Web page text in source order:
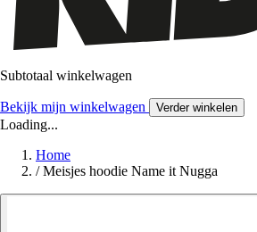
Subtotaal winkelwagen
Bekijk mijn winkelwagen Verder winkelen
Loading...
Home
/ Meisjes hoodie Name it Nugga